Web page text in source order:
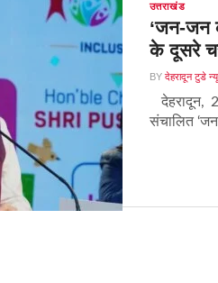
उत्तराखंड
‘जन-जन
के दूसरे
BY देहरादून टुडे
देहरादून,
संचालित